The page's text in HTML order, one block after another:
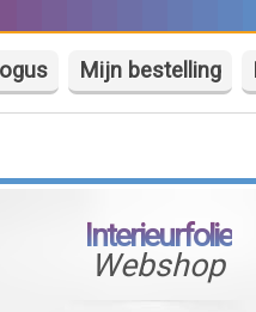
Mijn bestelling
Interieurfolie
Webshop